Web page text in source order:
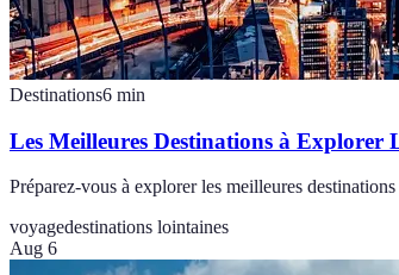
Destinations6 min
Les Meilleures Destinations à Explorer
Préparez-vous à explorer les meilleures
voyagedestinations lointaines
Aug 6